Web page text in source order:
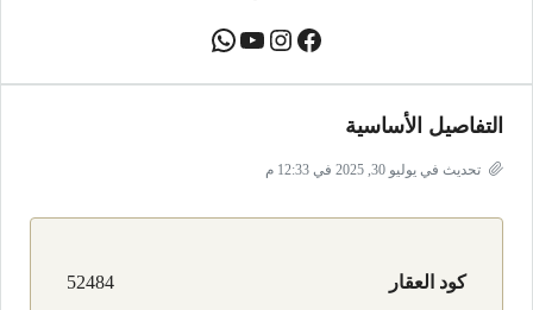
التفاصيل الأساسية
تحديث في يوليو 30, 2025 في 12:33 م
كود العقار 52484